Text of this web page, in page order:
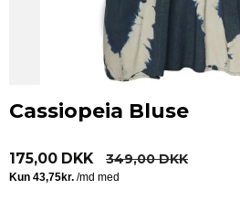
Cassiopeia Bluse
175,00 DKK 349,00 DKK